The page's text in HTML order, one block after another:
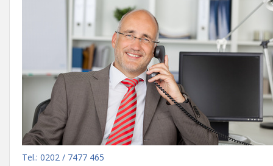
Tel.: 0202 / 7477 465